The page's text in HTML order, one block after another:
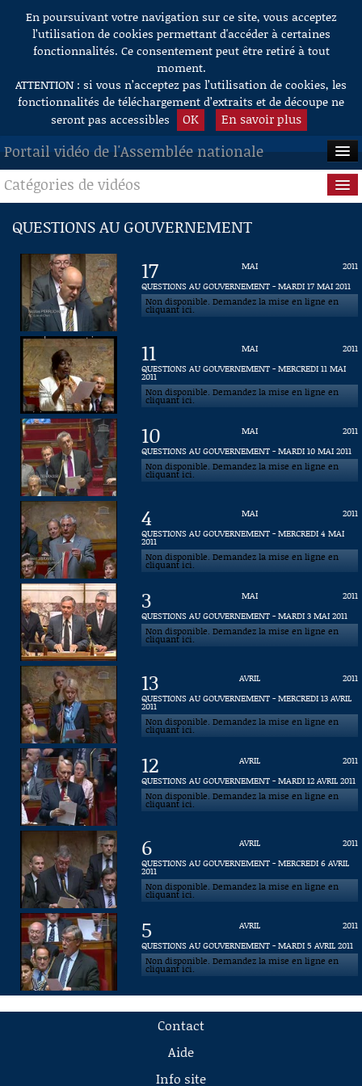
Aller au contenu
En poursuivant votre navigation sur ce site, vous acceptez
l’utilisation de cookies permettant d'accéder à certaines
fonctionnalités. Ce consentement peut être retiré à tout
moment.
ATTENTION : si vous n’acceptez pas l’utilisation de cookies, les
fonctionnalités de téléchargement d’extraits et de découpe ne
seront pas accessibles
OK En savoir plus
Portail vidéo de l'Assemblée nationale
ACCUEIL
EN DIRECT
À LA DEMANDE
RECHERCHE
AIDE À LA DÉCOUPE
DE VIDÉOS
Catégories de vidéos
Séance publique
Questions au Gouvernement
Commissions
Présidence
Évènements
Connaissance, Histoire
QUESTIONS AU GOUVERNEMENT
17 MAI
2011
QUESTIONS AU GOUVERNEMENT - MARDI 17 MAI 2011
Non disponible. Demandez la mise en ligne en
cliquant ici.
11 MAI
2011
QUESTIONS AU GOUVERNEMENT - MERCREDI 11 MAI
2011
Non disponible. Demandez la mise en ligne en
cliquant ici.
10 MAI
2011
QUESTIONS AU GOUVERNEMENT - MARDI 10 MAI 2011
Non disponible. Demandez la mise en ligne en
cliquant ici.
4 MAI
2011
QUESTIONS AU GOUVERNEMENT - MERCREDI 4 MAI
2011
Non disponible. Demandez la mise en ligne en
cliquant ici.
3 MAI
2011
QUESTIONS AU GOUVERNEMENT - MARDI 3 MAI 2011
Non disponible. Demandez la mise en ligne en
cliquant ici.
13 AVRIL
2011
QUESTIONS AU GOUVERNEMENT - MERCREDI 13 AVRIL
2011
Non disponible. Demandez la mise en ligne en
cliquant ici.
12 AVRIL
2011
QUESTIONS AU GOUVERNEMENT - MARDI 12 AVRIL 2011
Non disponible. Demandez la mise en ligne en
cliquant ici.
6 AVRIL
2011
QUESTIONS AU GOUVERNEMENT - MERCREDI 6 AVRIL
2011
Non disponible. Demandez la mise en ligne en
cliquant ici.
5 AVRIL
2011
QUESTIONS AU GOUVERNEMENT - MARDI 5 AVRIL 2011
Non disponible. Demandez la mise en ligne en
cliquant ici.
Contact
Aide
Info site